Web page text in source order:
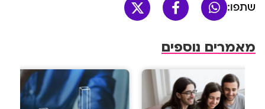
שתפו:
מאמרים נוספים